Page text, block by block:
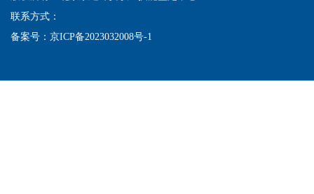
联系方式：
备案号： 京ICP备2023032008号-1